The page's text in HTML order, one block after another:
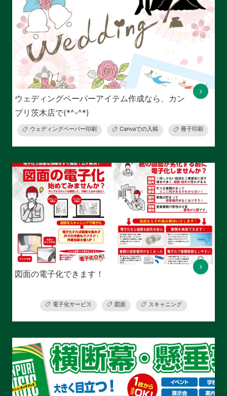
ウェディングペーパーアイテム作成なら、カン
プリ茨木店で(*^-^*)
ウェディングペーパー印刷 Canvaでの入稿 冊子印刷
図面の電子化できます！
電子化サービス 図面 スキャニング